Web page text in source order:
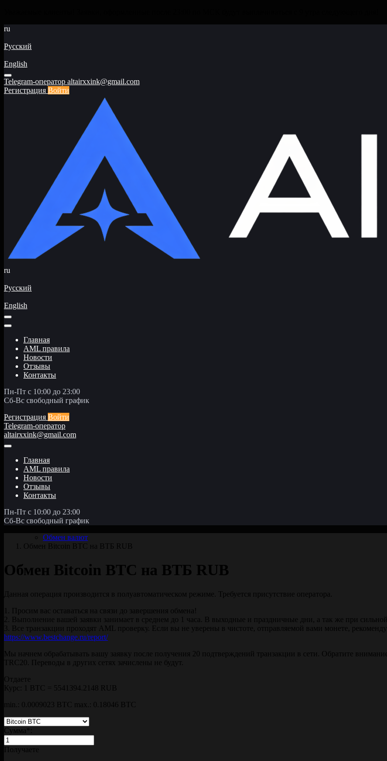
ru
Русский
English
Telegram-оператор altairxxink@gmail.com
Регистрация Войти
ru
Русский
English
Главная
AML правила
Новости
Отзывы
Контакты
Пн-Пт с 10:00 до 23:00
Сб-Вс свободный график
Регистрация Войти
Telegram-оператор
altairxxink@gmail.com
Главная
AML правила
Новости
Отзывы
Контакты
Пн-Пт с 10:00 до 23:00
Сб-Вс свободный график
Обмен валют
Обмен Bitcoin BTC на ВТБ RUB
Обмен Bitcoin BTC на ВТБ RUB
Данная операция производится в полуавтоматическом режиме. Требуется присутствие оператора.
1. Просим вас оставаться на связи до завершения обмена!
2. Выполнение вашей заявки занимает в среднем до 1 часа. В выходные и праздничные дни, а так же при
3. Все транзакции проходят AML проверку. Если вы не уверены в чистоте, отправляемой вами монете,
https://www.bestchange.ru/report/
Мы начнем обрабатывать вашу заявку после получения 20 подтверждений транзакции в сети. Обратите
TRC20. Переводы в других сетях зачислены не будут.
Отдаете
Курс:
1 BTC = 5541394.2148 RUB
min.: 0.0009023 BTC
max.: 0.18046 BTC
Сумма
Получаете